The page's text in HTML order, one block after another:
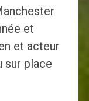
et
et acteur
sur place